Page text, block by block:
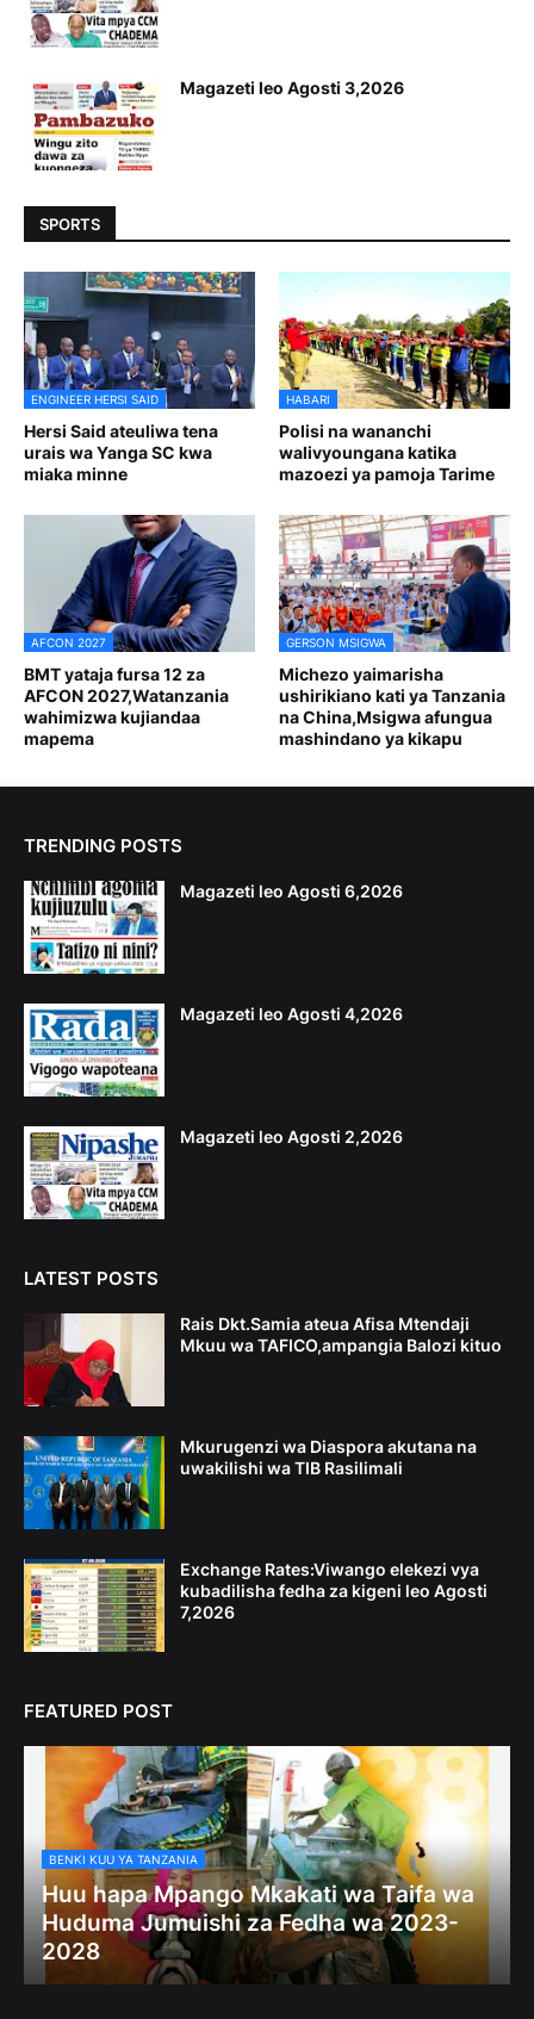
Magazeti leo Agosti 3,2026
SPORTS
ENGINEER HERSI SAID
Hersi Said ateuliwa tena
urais wa Yanga SC kwa
miaka minne
HABARI
Polisi na wananchi
walivyoungana katika
mazoezi ya pamoja Tarime
AFCON 2027
BMT yataja fursa 12 za
AFCON 2027,Watanzania
wahimizwa kujiandaa
mapema
GERSON MSIGWA
Michezo yaimarisha
ushirikiano kati ya Tanzania
na China,Msigwa afungua
mashindano ya kikapu
TRENDING POSTS
Magazeti leo Agosti 6,2026
Magazeti leo Agosti 4,2026
Magazeti leo Agosti 2,2026
LATEST POSTS
Rais Dkt.Samia ateua Afisa Mtendaji
Mkuu wa TAFICO,ampangia Balozi kituo
Mkurugenzi wa Diaspora akutana na
uwakilishi wa TIB Rasilimali
Exchange Rates:Viwango elekezi vya
kubadilisha fedha za kigeni leo Agosti
7,2026
FEATURED POST
BENKI KUU YA TANZANIA
Huu hapa Mpango Mkakati wa Taifa wa
Huduma Jumuishi za Fedha wa 2023-
2028